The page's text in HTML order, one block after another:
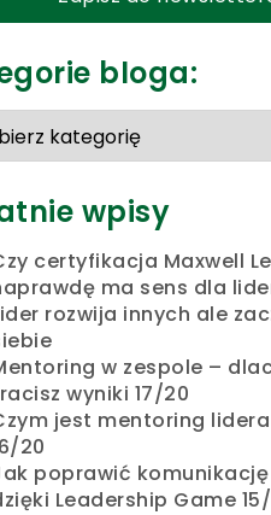
bloga:
wpisy
certyfikacja Maxwell
ma sens dla
rozwija innych ale
w zespole –
wyniki 17/20
jest mentoring
20
poprawić
Leadership Game